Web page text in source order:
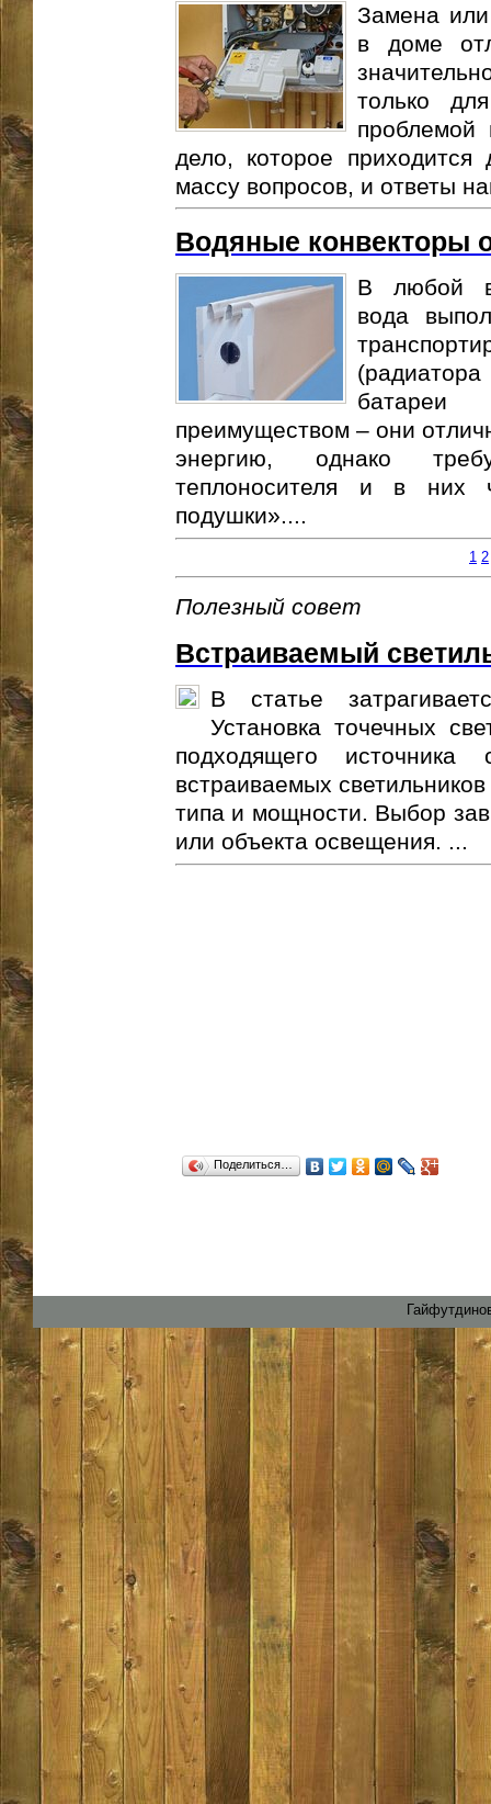
Замена или
в доме
только
дело, которое
массу вопросов, и ответы
Водяные конвекторы
В любой
вода
батареи
преимуществом – они
энергию, однако
теплоносителя и в них
подушки»....
1 2
Полезный совет
Встраиваемый
В статье
Установка точечных
подходящего источника
встраиваемых
типа и мощности. Выбор
или объекта освещения. ...
Поделиться…